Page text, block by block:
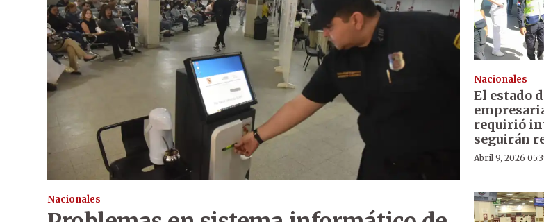
Nacionales
Nacionales
El estado
requirió
seguirán
Abril 9, 2026